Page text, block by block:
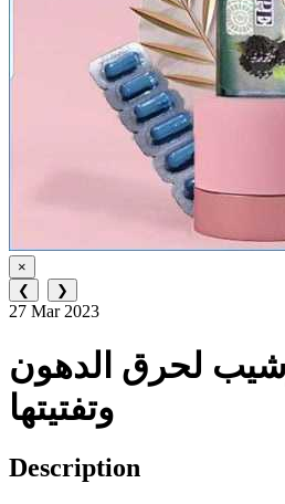
×
❮
❯
27 Mar 2023
لحرق الدهون
وتفتيتها
Description